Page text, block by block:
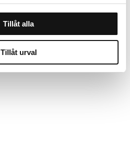
Tillåt alla
Tillåt urval